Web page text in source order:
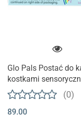
Glo Pals Postać do
kostkami
(0)
89.00